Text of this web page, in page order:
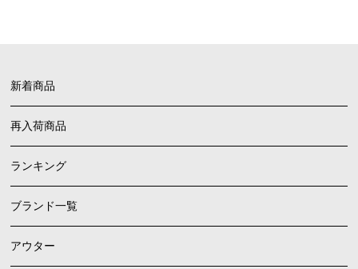
新着商品
再入荷商品
ランキング
ブランド一覧
アウター